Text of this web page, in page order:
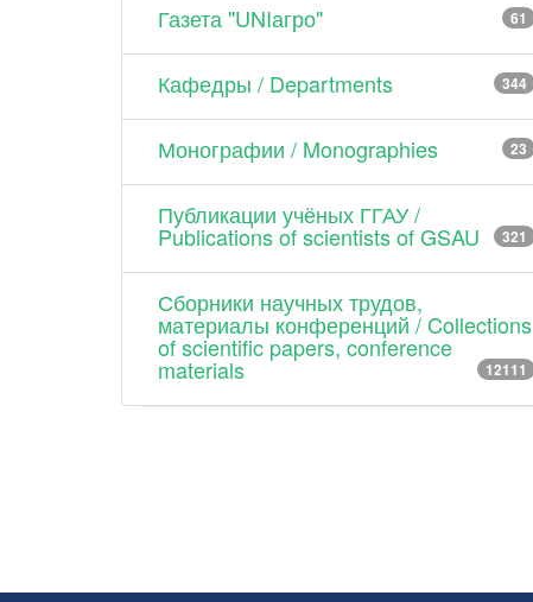
Газета "UNIагро" 61
Кафедры / Departments 344
Монографии / Monographies 23
Публикации учёных ГГАУ /
Publications of scientists of GSAU 321
Сборники научных трудов,
материалы конференций / Collections
of scientific papers, conference
materials 12111